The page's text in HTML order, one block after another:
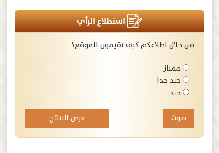
استطلاع الرأي
من خلال اطلاعكم كيف تقيمون الموقع؟
ممتاز
جيد جدا
جيد
عرض النتائج